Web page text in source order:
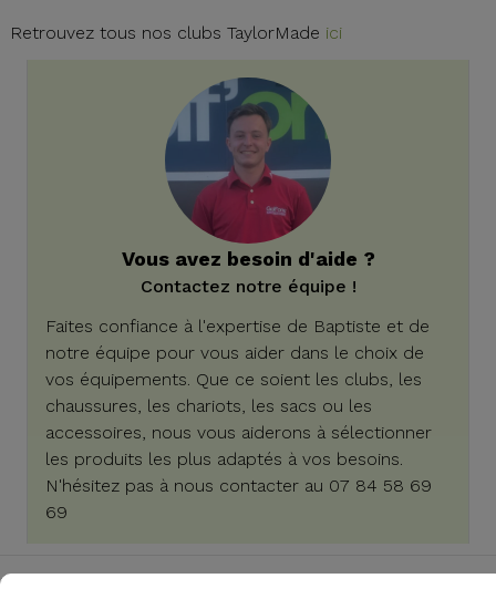
Retrouvez tous nos clubs TaylorMade ici
Vous avez besoin d'aide ?
Contactez notre équipe !
Faites confiance à l'expertise de Baptiste et de
notre équipe pour vous aider dans le choix de
vos équipements. Que ce soient les clubs, les
chaussures, les chariots, les sacs ou les
accessoires, nous vous aiderons à sélectionner
les produits les plus adaptés à vos besoins.
N'hésitez pas à nous contacter au 07 84 58 69
69